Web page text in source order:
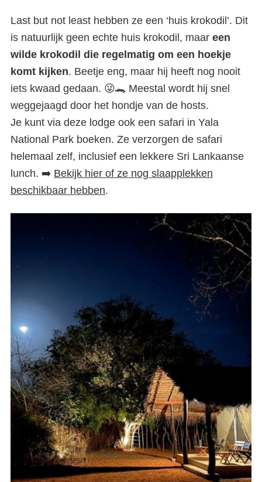
Last but not least hebben ze een ‘huis krokodil’. Dit
is natuurlijk geen echte huis krokodil, maar een
wilde krokodil die regelmatig om een hoekje
komt kijken. Beetje eng, maar hij heeft nog nooit
iets kwaad gedaan. 😜🐊 Meestal wordt hij snel
weggejaagd door het hondje van de hosts.
Je kunt via deze lodge ook een safari in Yala
National Park boeken. Ze verzorgen de safari
helemaal zelf, inclusief een lekkere Sri Lankaanse
lunch. ➡️ Bekijk hier of ze nog slaapplekken
beschikbaar hebben.